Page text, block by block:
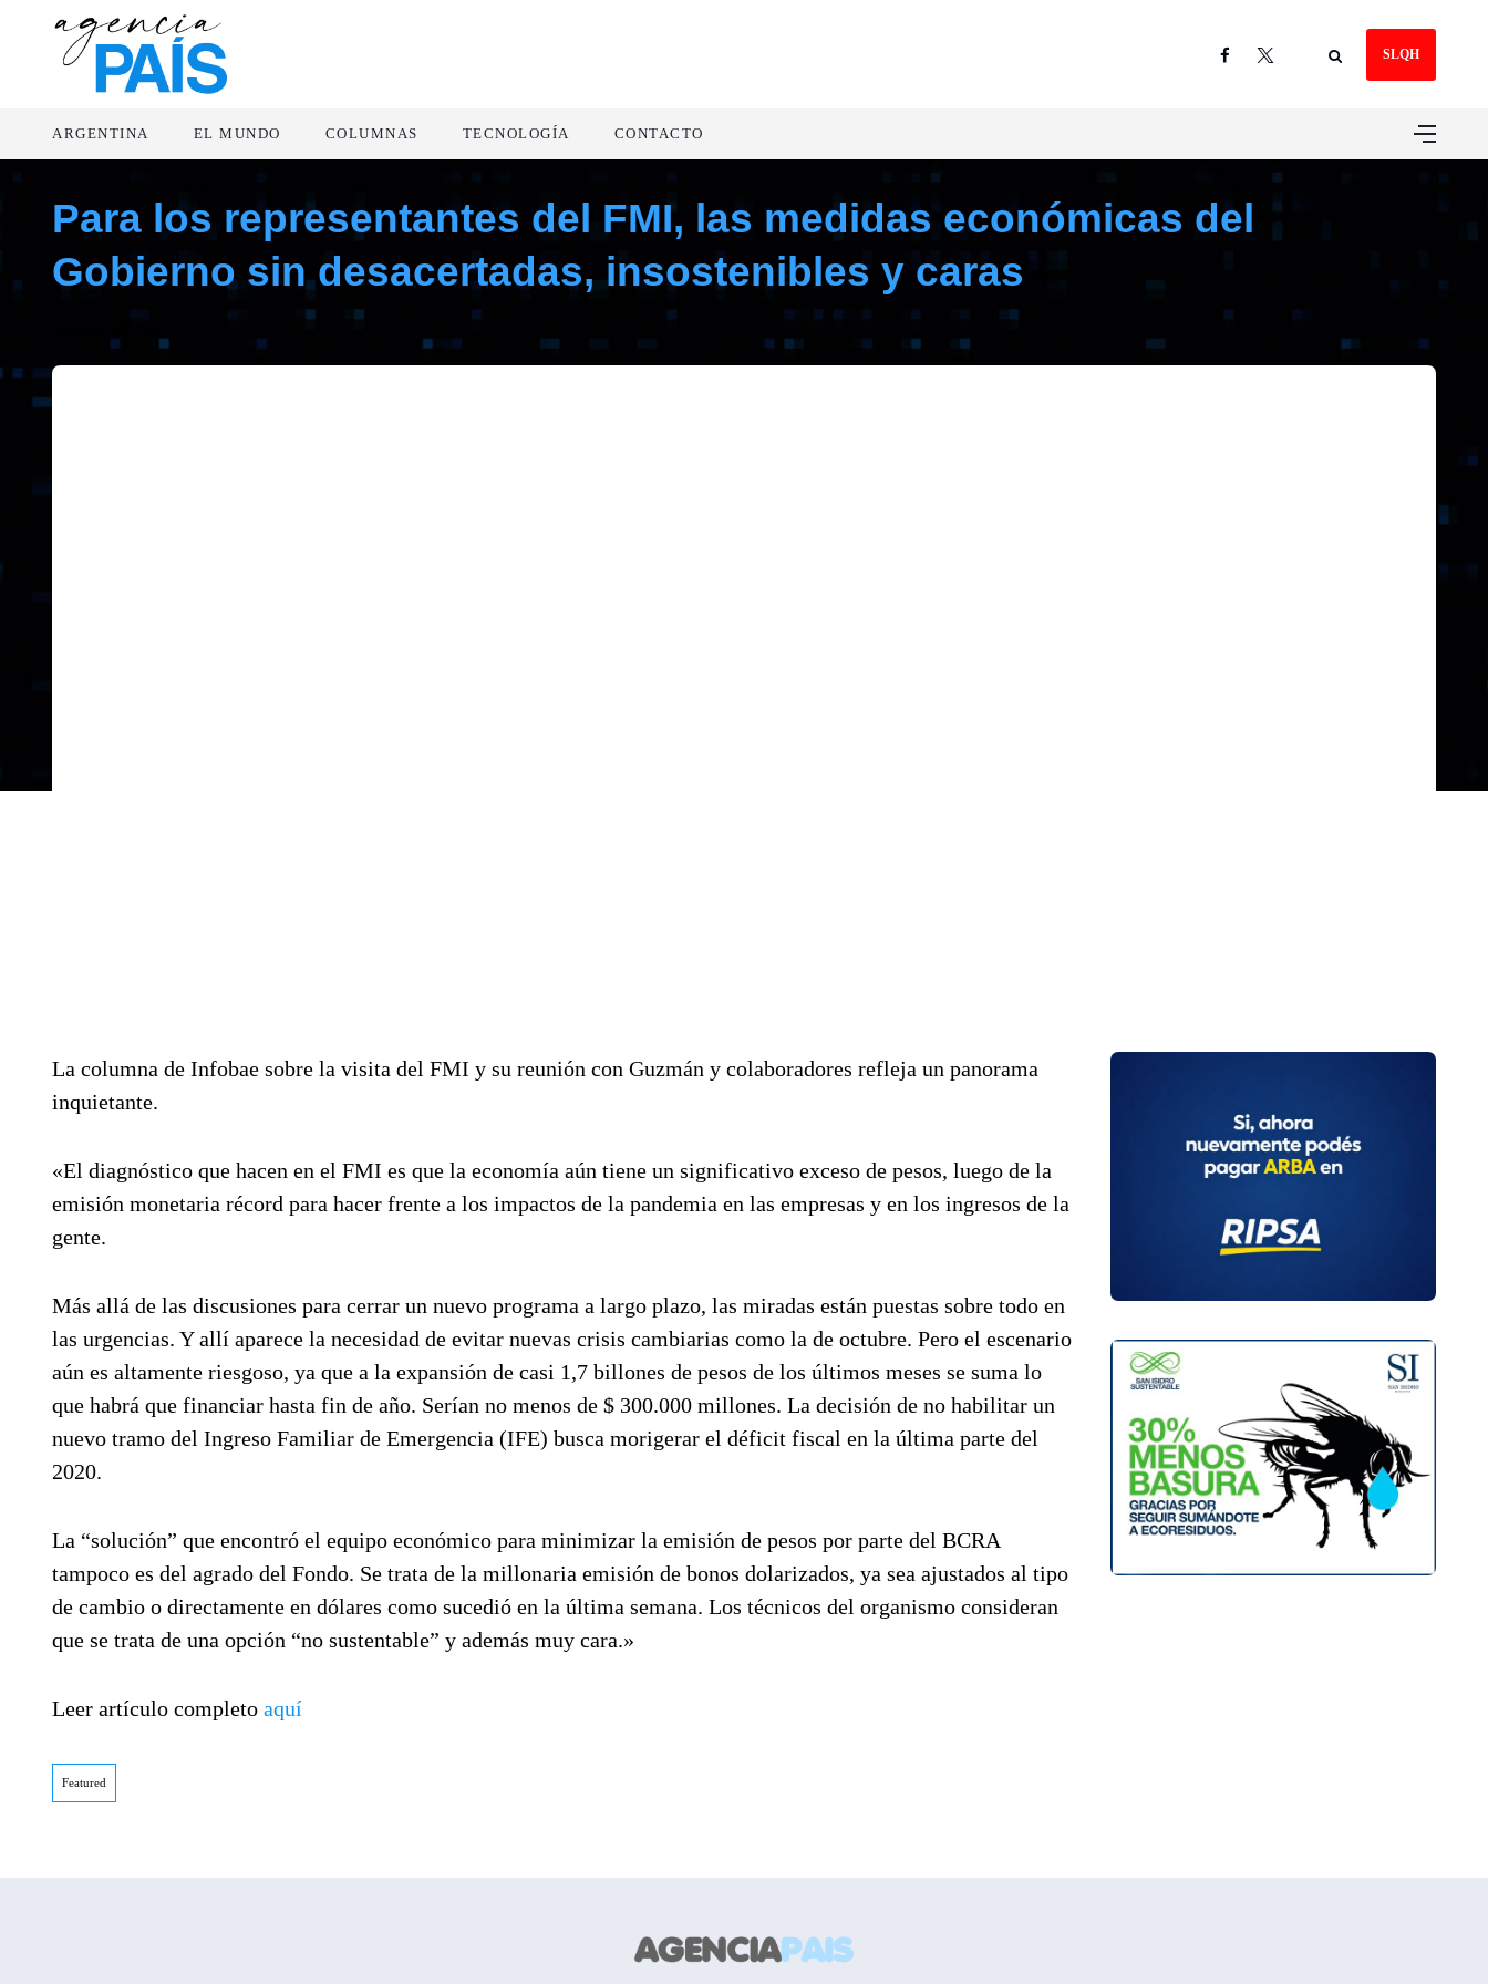
SLQH
ARGENTINA EL MUNDO COLUMNAS TECNOLOGÍA CONTACTO
Para los representantes del FMI, las medidas económicas del
Gobierno sin desacertadas, insostenibles y caras
La columna de Infobae sobre la visita del FMI y su reunión con Guzmán y colaboradores refleja un panorama
inquietante.
«El diagnóstico que hacen en el FMI es que la economía aún tiene un significativo exceso de pesos, luego de la
emisión monetaria récord para hacer frente a los impactos de la pandemia en las empresas y en los ingresos de la
gente.
Más allá de las discusiones para cerrar un nuevo programa a largo plazo, las miradas están puestas sobre todo en
las urgencias. Y allí aparece la necesidad de evitar nuevas crisis cambiarias como la de octubre. Pero el escenario
aún es altamente riesgoso, ya que a la expansión de casi 1,7 billones de pesos de los últimos meses se suma lo
que habrá que financiar hasta fin de año. Serían no menos de $ 300.000 millones. La decisión de no habilitar un
nuevo tramo del Ingreso Familiar de Emergencia (IFE) busca morigerar el déficit fiscal en la última parte del
2020.
La “solución” que encontró el equipo económico para minimizar la emisión de pesos por parte del BCRA
tampoco es del agrado del Fondo. Se trata de la millonaria emisión de bonos dolarizados, ya sea ajustados al tipo
de cambio o directamente en dólares como sucedió en la última semana. Los técnicos del organismo consideran
que se trata de una opción “no sustentable” y además muy cara.»
Leer artículo completo aquí
Featured